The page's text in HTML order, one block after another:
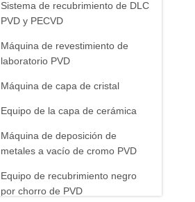
Sistema de recubrimiento de DLC
PVD y PECVD
Máquina de revestimiento de
laboratorio PVD
Máquina de capa de cristal
Equipo de la capa de cerámica
Máquina de deposición de
metales a vacío de cromo PVD
Equipo de recubrimiento negro
por chorro de PVD